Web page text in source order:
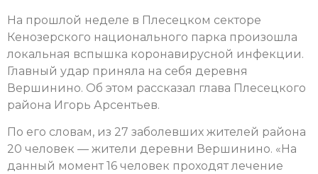
На прошлой неделе в Плесецком секторе
Кенозерского национального парка произошла
локальная вспышка коронавирусной инфекции.
Главный удар приняла на себя деревня
Вершинино. Об этом рассказал глава Плесецкого
района Игорь Арсентьев.
По его словам, из 27 заболевших жителей района
20 человек — жители деревни Вершинино. «На
данный момент 16 человек проходят лечение